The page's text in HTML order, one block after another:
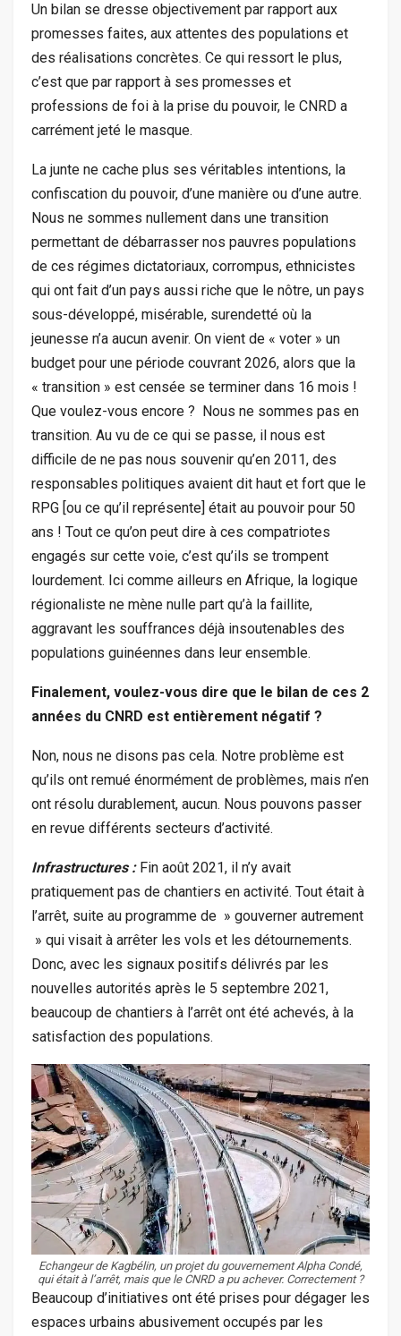
Un bilan se dresse objectivement par rapport aux
promesses faites, aux attentes des populations et
des réalisations concrètes. Ce qui ressort le plus,
c’est que par rapport à ses promesses et
professions de foi à la prise du pouvoir, le CNRD a
carrément jeté le masque.
La junte ne cache plus ses véritables intentions, la
confiscation du pouvoir, d’une manière ou d’une autre.
Nous ne sommes nullement dans une transition
permettant de débarrasser nos pauvres populations
de ces régimes dictatoriaux, corrompus, ethnicistes
qui ont fait d’un pays aussi riche que le nôtre, un pays
sous-développé, misérable, surendetté où la
jeunesse n’a aucun avenir. On vient de « voter » un
budget pour une période couvrant 2026, alors que la
« transition » est censée se terminer dans 16 mois !
Que voulez-vous encore ? Nous ne sommes pas en
transition. Au vu de ce qui se passe, il nous est
difficile de ne pas nous souvenir qu’en 2011, des
responsables politiques avaient dit haut et fort que le
RPG [ou ce qu’il représente] était au pouvoir pour 50
ans ! Tout ce qu’on peut dire à ces compatriotes
engagés sur cette voie, c’est qu’ils se trompent
lourdement. Ici comme ailleurs en Afrique, la logique
régionaliste ne mène nulle part qu’à la faillite,
aggravant les souffrances déjà insoutenables des
populations guinéennes dans leur ensemble.
Finalement, voulez-vous dire que le bilan de ces 2
années du CNRD est entièrement négatif ?
Non, nous ne disons pas cela. Notre problème est
qu’ils ont remué énormément de problèmes, mais n’en
ont résolu durablement, aucun. Nous pouvons passer
en revue différents secteurs d’activité.
Infrastructures :Fin août 2021, il n’y avait
pratiquement pas de chantiers en activité. Tout était à
l’arrêt, suite au programme de » gouverner autrement
» qui visait à arrêter les vols et les détournements.
Donc, avec les signaux positifs délivrés par les
nouvelles autorités après le 5 septembre 2021,
beaucoup de chantiers à l’arrêt ont été achevés, à la
satisfaction des populations.
Echangeur de Kagbélin, un projet du gouvernement Alpha Condé,
qui était à l’arrêt, mais que le CNRD a pu achever. Correctement ?
Beaucoup d’initiatives ont été prises pour dégager les
espaces urbains abusivement occupés par les